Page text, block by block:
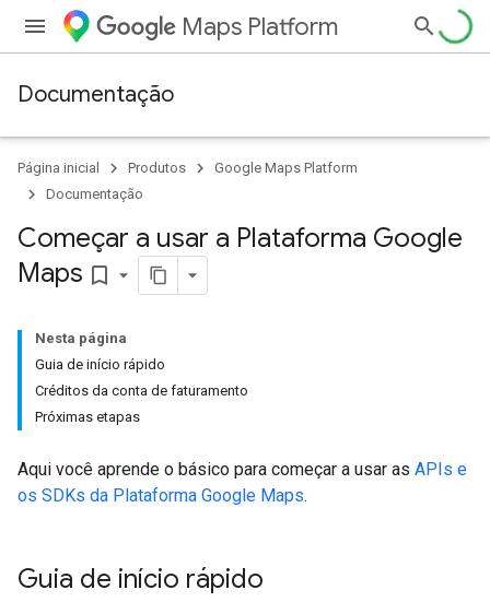
Maps Platform
Documentação
Página inicial Produtos
Google Maps Platform
Documentação
Começar a usar a Plataforma Google
Maps bookmark_border
Nesta página
Guia de início rápido
Créditos da conta de faturamento
Próximas etapas
Aqui você aprende o básico para começar a usar as APIs e
os SDKs da Plataforma Google Maps.
Guia de início rápido